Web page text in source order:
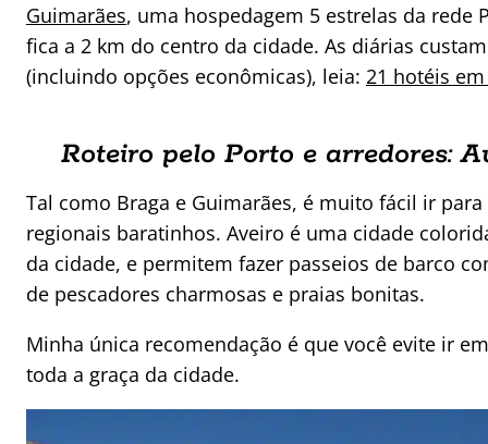
Guimarães, uma hospedagem 5 estrelas da rede
fica a 2 km do centro da cidade. As diárias
(incluindo opções econômicas), leia: 21 hotéis
Roteiro pelo Porto e arredores:
Tal como Braga e Guimarães, é muito fácil ir
regionais baratinhos. Aveiro é uma cidade
da cidade, e permitem fazer passeios de barco
de pescadores charmosas e praias bonitas.
Minha única recomendação é que você evite ir
toda a graça da cidade.